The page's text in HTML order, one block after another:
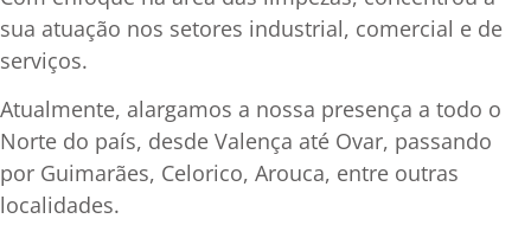
sua atuação nos setores industrial, comercial e de
serviços.
Atualmente, alargamos a nossa presença a todo o
Norte do país, desde Valença até Ovar, passando
por Guimarães, Celorico, Arouca, entre outras
localidades.